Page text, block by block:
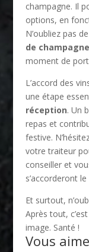
champagne. Il
options, en
N’oubliez pas
de champagne
moment de
L’accord des
une étape
réception. Un
repas et
festive.
votre traiteur
conseiller et
s’accorderont
Et surtout,
Après tout,
image. Santé !
Vous